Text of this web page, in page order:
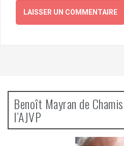
Benoît Mayran de
l’AJVP